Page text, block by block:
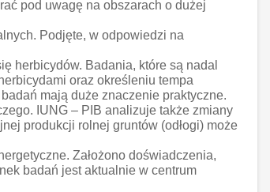
pod uwagę na obszarach o dużej
Podjęte, w odpowiedzi na
herbicydów. Badania, które są nadal
oraz określeniu tempa
mają duże znaczenie praktyczne.
IUNG – PIB analizuje także zmiany
produkcji rolnej gruntów (odłogi) może
Założono doświadczenia,
badań jest aktualnie w centrum